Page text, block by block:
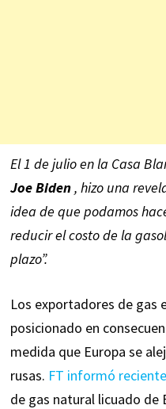
El 1 de julio en la Casa
Joe Biden, hizo una
idea de que podamos
reducir el costo de la
plazo”.
Los exportadores de gas
posicionado en
medida que Europa se
rusas. FT informó
de gas natural licuado de